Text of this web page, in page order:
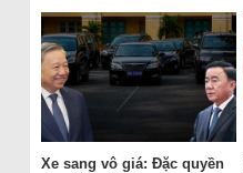
Xe sang vô giá: Đặc quyền